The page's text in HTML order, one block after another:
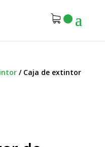
/ Caja de extintor